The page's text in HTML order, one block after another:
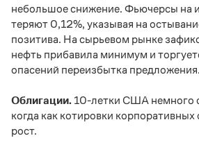
небольшое снижение. Фьючерсы на
теряют 0,12%, указывая на
позитива. На сырьевом рынке
нефть прибавила минимум и
опасений переизбытка предложения.
Облигации. 10-летки США немного
когда как котировки
рост.